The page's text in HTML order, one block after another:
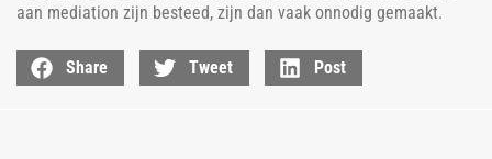
aan mediation zijn besteed, zijn dan vaak onnodig gemaakt.
Share Tweet Post